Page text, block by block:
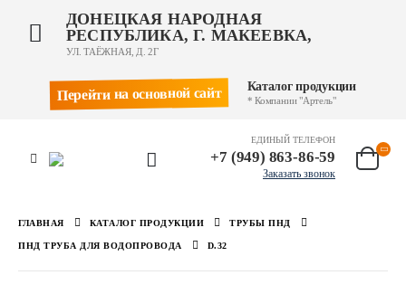
ДОНЕЦКАЯ НАРОДНАЯ
РЕСПУБЛИКА, Г. МАКЕЕВКА,
УЛ. ТАЁЖНАЯ, Д. 2Г
Перейти на основной сайт Каталог продукции
* Компании "Артель"
ЕДИНЫЙ ТЕЛЕФОН
+7 (949) 863-86-59
Заказать звонок
ГЛАВНАЯ КАТАЛОГ ПРОДУКЦИИ ТРУБЫ ПНД
ПНД ТРУБА ДЛЯ ВОДОПРОВОДА D.32